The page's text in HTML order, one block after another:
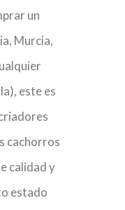
un
Murcia,
este es
cachorros
calidad y
estado